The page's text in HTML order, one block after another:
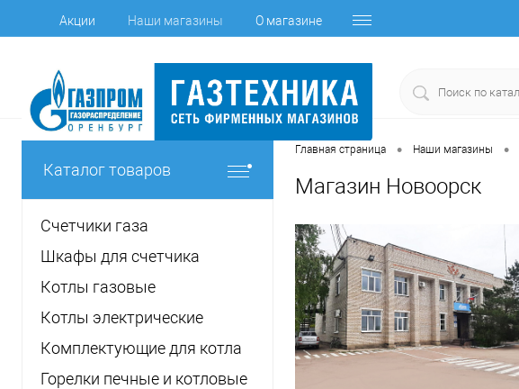
Акции Наши магазины О магазине
Каталог товаров
Счетчики газа
Шкафы для счетчика
Котлы газовые
Котлы электрические
Комплектующие для котла
Горелки печные и котловые
Главная страница • Наши магазины •
Магазин Новоорск